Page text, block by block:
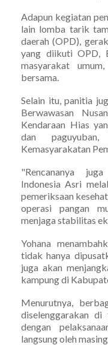
Adapun kegiatan
lain lomba tarik
daerah (OPD),
yang diikuti OPD,
masyarakat
bersama.
Selain itu, panitia
Berwawasan
Kendaraan Hias
dan
Kemasyarakatan
"Rencananya
Indonesia Asri
pemeriksaan
operasi pangan
menjaga stabilitas
Yohana
tidak hanya
juga akan
kampung di
Menurutnya,
diselenggarakan
dengan
langsung oleh